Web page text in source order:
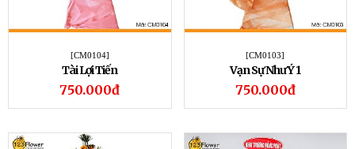
[CM0104]
Tài Lợi Tiến
750.000đ
[CM0103]
Vạn Sự Như Ý 1
750.000đ